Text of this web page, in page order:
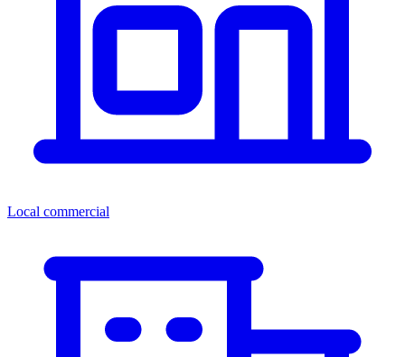
Local commercial